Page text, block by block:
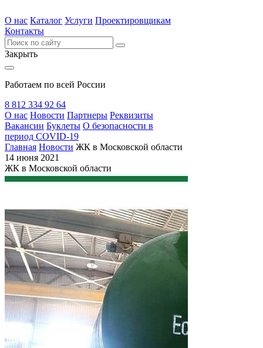
О нас Каталог Услуги Проектировщикам
Контакты
Закрыть
Работаем по всей России
8 812 334 92 64
О нас Новости Партнеры Реквизиты
Вакансии Буклеты О безопасности в
период COVID-19
Главная Новости ЖК в Московской области
14 июня 2021
ЖК в Московской области